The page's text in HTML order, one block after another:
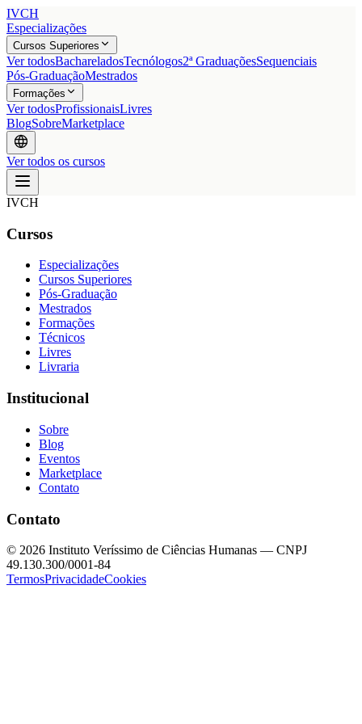
IVCH
Especializações
Cursos Superiores
Ver todosBachareladosTecnólogos2ª GraduaçõesSequenciais
Pós-GraduaçãoMestrados
Formações
Ver todosProfissionaisLivres
BlogSobreMarketplace
Ver todos os cursos
IVCH
Cursos
Especializações
Cursos Superiores
Pós-Graduação
Mestrados
Formações
Técnicos
Livres
Livraria
Institucional
Sobre
Blog
Eventos
Marketplace
Contato
Contato
© 2026 Instituto Veríssimo de Ciências Humanas — CNPJ
49.130.300/0001-84
TermosPrivacidadeCookies